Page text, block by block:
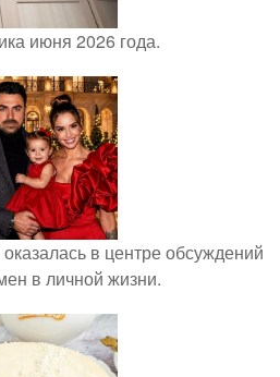
июня 2026 года.
в центре обсуждений
в личной жизни.